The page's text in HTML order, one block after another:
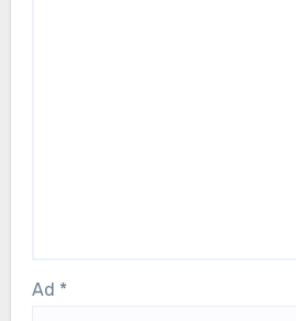
Ad *